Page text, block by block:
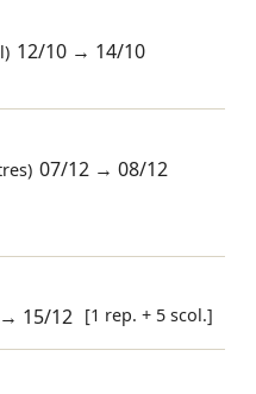
12/10 → 14/10
07/12 →08/12
→ 15/12 [1 rep. + 5 scol.]